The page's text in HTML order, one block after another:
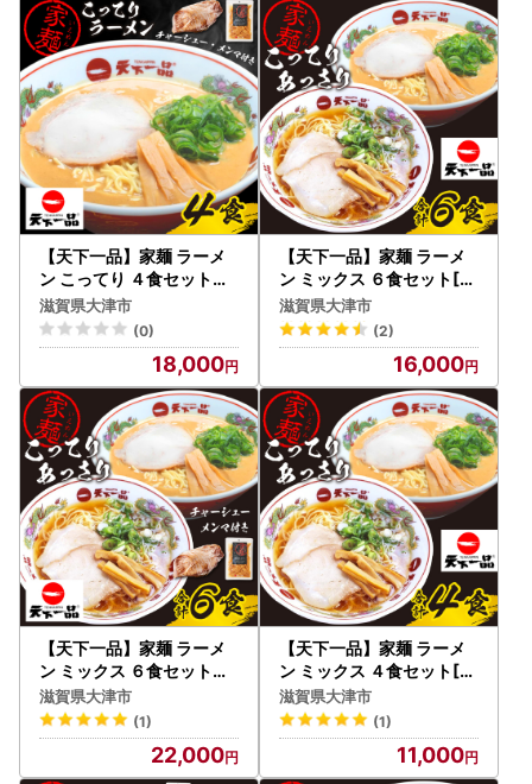
（ハックツヤ）
大津市ふるさと納税担当
TEL：050-3645-2283
MAIL：contact-otsu@orebo.jp
平日9:30～17:30(土日祝除く)
【ワンストップ特例申請書送付先】
〒910-0347
住所：福井県坂井市丸岡町熊堂3-7-1-16
福井県産業情報センタービル7階 株式会社HAQTSUY
A
宛先：大津市 ワンストップ特例申請受付担当 行
※返送に係る郵送料は寄附者様のご負担となりますので、ご
【オンラインワンストップ申請について】
「自治体マイページ」よりオンラインでワンストップ特例申
請することが可能です。
ご利用には、初期登録やデジタル庁提供のマイナポータルア
プリが必要です。
マイナンバーカードをお持ちの場合、オンライン申請が大変
便利ですので、ぜひご利用ください。
〈プライバシーポリシー（個人情報保護方針）について〉
お客様からいただいた個人情報は、大津市が責任をもって管
理し、関係法令で定められた場合を除き、第三者に譲渡した
り、提供したりすることはございません。
なお、お客様からいただいた個人情報は、商品の発送、事務
連絡、いただいたふるさと納税の使い道に関する報告、大津
【天下一品】家麺 ラーメ
ン こってり ４食セット＜
チャーシュー・メンマ付き
＞ [CU009] | 天下一品ラ
ーメン
滋賀県大津市
(0)
18,000
【天下一品】家麺 ラーメ
ン ミックス ６食セット[C
U005] | 天下一品ラーメン
天下一品 こってり あっさ
り
滋賀県大津市
(2)
16,000
【天下一品】家麺 ラーメ
ン ミックス ６食セット＜
チャーシュー・メンマ付き
＞[CU006] | 天下一品ラ
ーメン 天下一品 こってり
滋賀県大津市
(1)
22,000
【天下一品】家麺 ラーメ
ン ミックス ４食セット[C
U007] | 天下一品ラーメン
天下一品 こってり あっさ
り
滋賀県大津市
(1)
11,000